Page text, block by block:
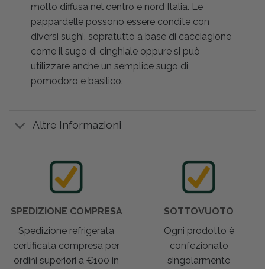
molto diffusa nel centro e nord Italia. Le
pappardelle possono essere condite con
diversi sughi, sopratutto a base di cacciagione
come il sugo di cinghiale oppure si può
utilizzare anche un semplice sugo di
pomodoro e basilico.
Altre Informazioni
SPEDIZIONE COMPRESA
Spedizione refrigerata
certificata compresa per
ordini superiori a €100 in
SOTTOVUOTO
Ogni prodotto è
confezionato
singolarmente